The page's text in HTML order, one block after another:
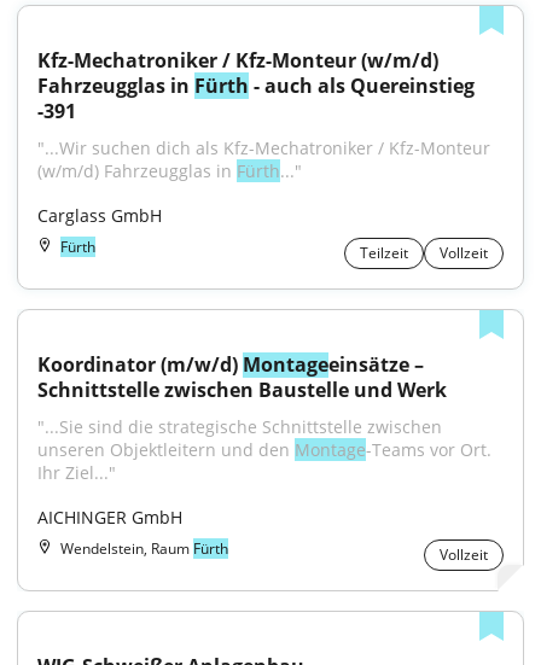
Kfz-Mechatroniker / Kfz-Monteur (w/m/d)
Fahrzeugglas in Fürth - auch als Quereinstieg
-391
"...Wir suchen dich als Kfz-Mechatroniker / Kfz-Monteur
(w/m/d) Fahrzeugglas in Fürth..."
Carglass GmbH
Fürth Teilzeit Vollzeit
Koordinator (m/w/d) Montageeinsätze –
Schnittstelle zwischen Baustelle und Werk
"...Sie sind die strategische Schnittstelle zwischen
unseren Objektleitern und den Montage-Teams vor Ort.
Ihr Ziel..."
AICHINGER GmbH
Wendelstein, Raum Fürth Vollzeit